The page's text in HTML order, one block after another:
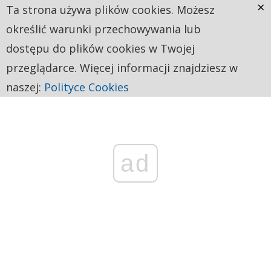
ad
Ta strona używa plików cookies. Możesz
określić warunki przechowywania lub
dostępu do plików cookies w Twojej
przeglądarce. Więcej informacji znajdziesz w
naszej: Polityce Cookies
×